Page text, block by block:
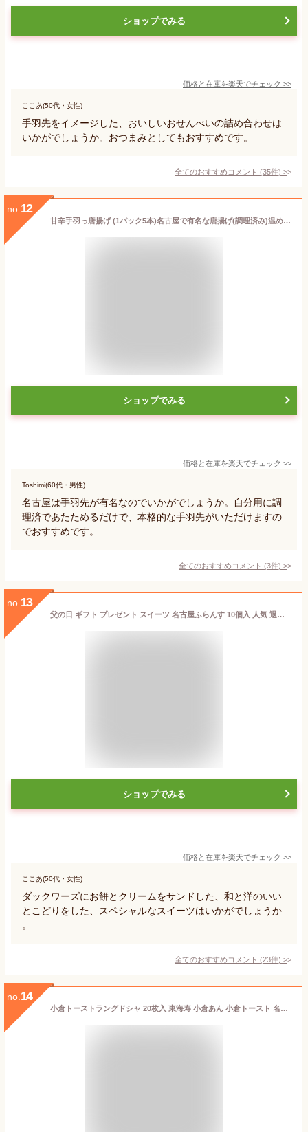
ショップでみる
価格と在庫を楽天でチェック >>
ここあ(50代・女性)
手羽先をイメージした、おいしいおせんべいの詰め合わせは
いかがでしょうか。おつまみとしてもおすすめです。
全てのおすすめコメント (35件) >
no. 12
甘辛手羽っ唐揚げ (1パック5本)名古屋で有名な唐揚げ(調理済み)温めるだけの手羽先唐揚げ【唐揚げ から揚げ】【レンジでチン】
ショップでみる
価格と在庫を楽天でチェック >>
Toshimi(60代・男性)
名古屋は手羽先が有名なのでいかがでしょうか。自分用に調
理済であたためるだけで、本格的な手羽先がいただけますの
でおすすめです。
全てのおすすめコメント (3件) >
no. 13
父の日 ギフト プレゼント スイーツ 名古屋ふらんす 10個入 人気 退職 ご挨拶 熨斗 御祝 お礼 帰省土産 内祝い 名古屋土産 お餅 ダックワーズ 詰め合わせ 抹茶 ショコラ お誕生日 まとめ買い 手土産 おもたせ 帰省 ビジネス 家族 和モダン お中元 夏
ショップでみる
価格と在庫を楽天でチェック >>
ここあ(50代・女性)
ダックワーズにお餅とクリームをサンドした、和と洋のいい
とこどりをした、スペシャルなスイーツはいかがでしょうか
。
全てのおすすめコメント (23件) >
no. 14
小倉トーストラングドシャ 20枚入 東海寿 小倉あん 小倉トースト 名古屋 土産 ギフト 贈り物 お祝い お返し 七五三 お歳暮 お取り寄せ 名古屋土産